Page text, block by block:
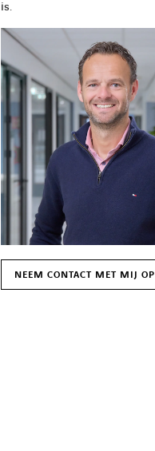
is.
NEEM CONTACT MET MIJ OP